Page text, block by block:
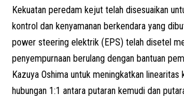
Kekuatan peredam kejut telah disesuaikan
kontrol dan kenyamanan berkendara yang
power steering elektrik (EPS) telah disetel
penyempurnaan berulang dengan bantuan
Kazuya Oshima untuk meningkatkan linearitas
hubungan 1:1 antara putaran kemudi dan